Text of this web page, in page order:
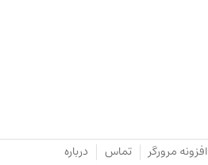
افزونه مرورگر تماس درباره